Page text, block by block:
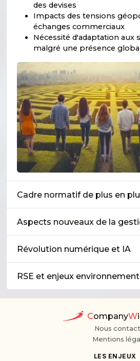
des devises
Impacts des tensions
échanges commerciaux
Nécessité d'adaptation aux
malgré une présence
Cadre normatif de plus en
Aspects nouveaux de la
Révolution numérique et IA
RSE et enjeux
CompanyW
Nous
Mentions
LES ENJEUX